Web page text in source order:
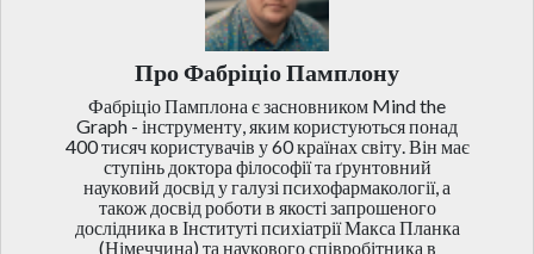
Про Фабріціо Памплону
Фабріціо Памплона є засновником Mind the
Graph - інструменту, яким користуються понад
400 тисяч користувачів у 60 країнах світу. Він має
ступінь доктора філософії та ґрунтовний
науковий досвід у галузі психофармакології, а
також досвід роботи в якості запрошеного
дослідника в Інституті психіатрії Макса Планка
(Німеччина) та наукового співробітника в